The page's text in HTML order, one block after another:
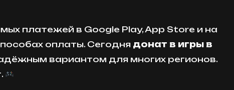
платежей в Google Play, App Store и на
оплаты. Сегодня донат в игры в
вариантом для многих регионов.